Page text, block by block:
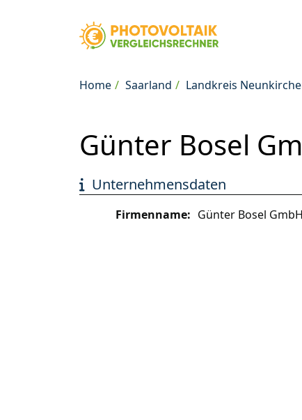
Home Saarland Landkreis
Günter Bosel
Unternehmensdaten
Firmenname: Günter Bosel GmbH